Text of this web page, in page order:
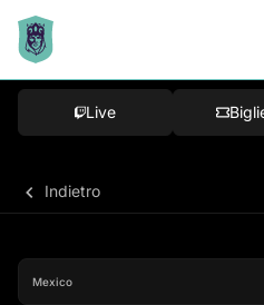
Live
Indietro